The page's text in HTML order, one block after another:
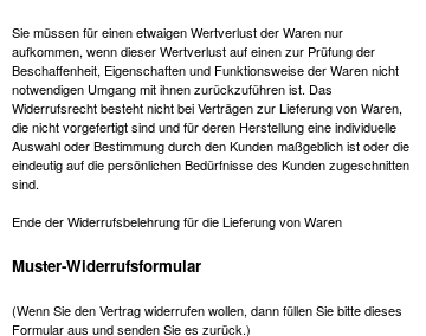
Sie müssen für einen etwaigen Wertverlust der Waren nur
aufkommen, wenn dieser Wertverlust auf einen zur Prüfung der
Beschaffenheit, Eigenschaften und Funktionsweise der Waren nicht
notwendigen Umgang mit ihnen zurückzuführen ist. Das
Widerrufsrecht besteht nicht bei Verträgen zur Lieferung von Waren,
die nicht vorgefertigt sind und für deren Herstellung eine individuelle
Auswahl oder Bestimmung durch den Kunden maßgeblich ist oder die
eindeutig auf die persönlichen Bedürfnisse des Kunden zugeschnitten
sind.
Ende der Widerrufsbelehrung für die Lieferung von Waren
Muster-Widerrufsformular
(Wenn Sie den Vertrag widerrufen wollen, dann füllen Sie bitte dieses
Formular aus und senden Sie es zurück.)